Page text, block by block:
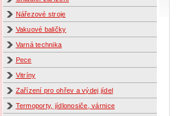
Nářezové stroje
Vakuové baličky
Varná technika
Pece
Vitríny
Zařízení pro ohřev a výdej jídel
Termoporty, jídlonosiče, várnice